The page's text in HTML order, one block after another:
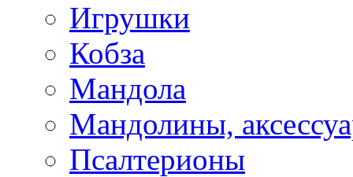
Игрушки
Кобза
Мандола
Мандолины,
Псалтерионы